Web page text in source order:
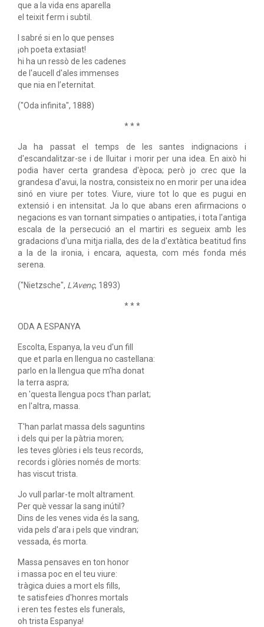
que a la vida ens aparella
el teixit ferm i subtil.
I sabré si en lo que penses
¡oh poeta extasiat!
hi ha un ressò de les cadenes
de l'aucell d'ales immenses
que nia en l’eternitat.
("Oda infinita", 1888)
* * *
Ja ha passat el temps de les santes indignacions i
d'escandalitzar-se i de lluitar i morir per una idea. En això hi
podia haver certa grandesa d'època; però jo crec que la
grandesa d'avui, la nostra, consisteix no en morir per una idea
sinó en viure per totes. Viure, viure tot lo que es pugui en
extensió i en intensitat. Ja lo que abans eren afirmacions o
negacions es van tornant simpaties o antipaties, i tota l'antiga
escala de la persecució an el martiri es segueix amb les
gradacions d'una mitja rialla, des de la d'extàtica beatitud fins
a la de la ironia, i encara, aquesta, com més fonda més
serena.
("Nietzsche", L'Avenç, 1893)
* * *
ODA A ESPANYA
Escolta, Espanya, la veu d'un fill
que et parla en llengua no castellana:
parlo en la llengua que m’ha donat
la terra aspra;
en 'questa llengua pocs t'han parlat;
en l'altra, massa.
T'han parlat massa dels saguntins
i dels qui per la pàtria moren;
les teves glòries i els teus records,
records i glòries només de morts:
has viscut trista.
Jo vull parlar-te molt altrament.
Per què vessar la sang inútil?
Dins de les venes vida és la sang,
vida pels d'ara i pels que vindran;
vessada, és morta.
Massa pensaves en ton honor
i massa poc en el teu viure:
tràgica duies a mort els fills,
te satisfeies d'honres mortals
i eren tes festes els funerals,
oh trista Espanya!